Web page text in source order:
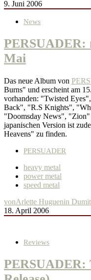
9. Juni 2006
News
PERSUADER:
Mai
Das neue Album von
Burns" und erscheint am
vorhanden: "Twisted
Back", "R.S Knights",
"Doomsday News",
japanischen Version ist
Heavens" zu finden.
PERSUADER
heavy metal
power metal
speed metal
vonArlette Huguenin
18. April 2006
Reviews
PERSUADER: